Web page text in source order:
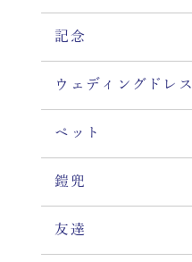
記念
ウェディングドレス
ペット
鎧兜
友達